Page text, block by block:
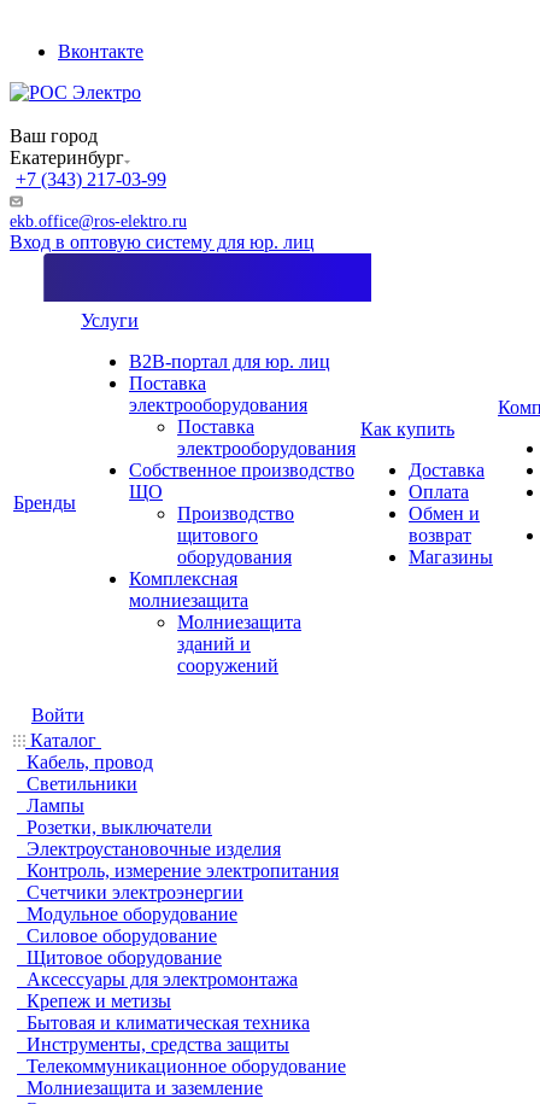
Вконтакте
Ваш город
Екатеринбург
+7 (343) 217-03-99
ekb.office@ros-elektro.ru
Вход в оптовую систему для юр. лиц
Бренды
Услуги
B2B-портал для юр. лиц
Поставка
электрооборудования
Поставка
электрооборудования
Собственное производство
ЩО
Производство
щитового
оборудования
Комплексная
молниезащита
Молниезащита
зданий и
сооружений
Как купить
Доставка
Оплата
Обмен и
возврат
Магазины
Войти
Каталог
Кабель, провод
Светильники
Лампы
Розетки, выключатели
Электроустановочные изделия
Контроль, измерение электропитания
Счетчики электроэнергии
Модульное оборудование
Силовое оборудование
Щитовое оборудование
Аксессуары для электромонтажа
Крепеж и метизы
Бытовая и климатическая техника
Инструменты, средства защиты
Телекоммуникационное оборудование
Молниезащита и заземление